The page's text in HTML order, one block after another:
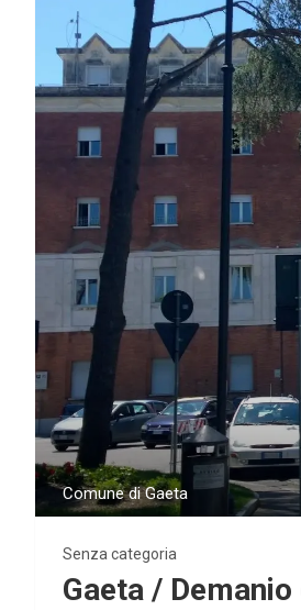
Comune di Gaeta
Senza categoria
Gaeta /